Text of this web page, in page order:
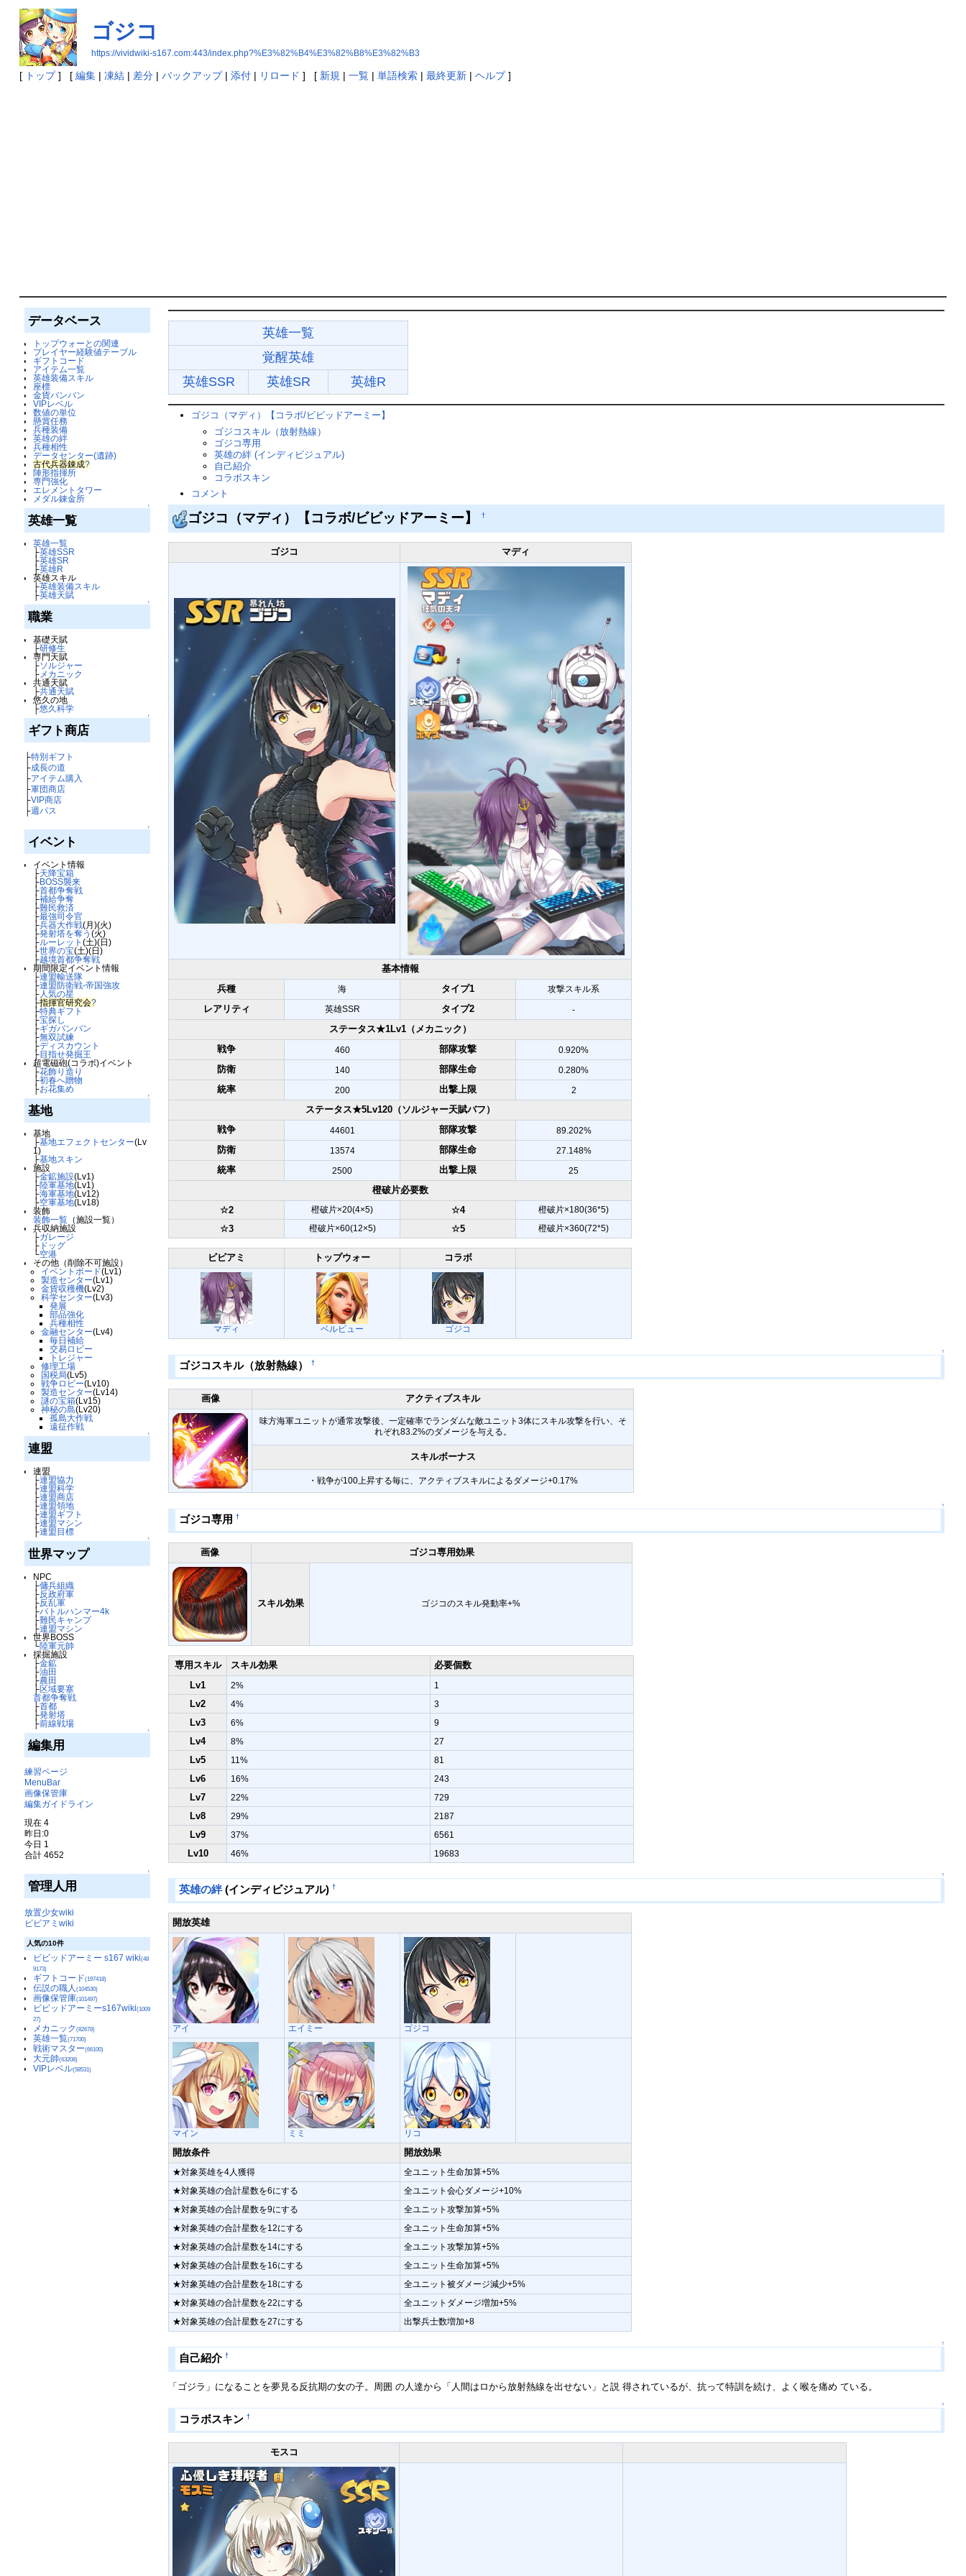
ゴジコ
https://vividwiki-s167.com:443/index.php?%E3%82%B4%E3%82%B8%E3%82%B3
[ トップ] [ 編集| 凍結| 差分| バックアップ| 添付| リロード ] [ 新規 | 一覧| 単語検索| 最終更新| ヘルプ]
データベース
トップウォーとの関連
プレイヤー経験値テーブル
ギフトコード
アイテム一覧
英雄装備スキル
座標
金貨バンバン
VIPレベル
数値の単位
懸賞任務
兵種装備
英雄の絆
兵種相性
データセンター(遺跡)
古代兵器錬成?
陣形指揮所
専門強化
エレメントタワー
メダル錬金所
↑
英雄一覧
英雄一覧
├英雄SSR
├英雄SR
├英雄R
英雄スキル
├英雄装備スキル
├英雄天賦
↑
職業
基礎天賦
├研修生
専門天賦
├ソルジャー
├メカニック
共通天賦
├共通天賦
悠久の地
├悠久科学
↑
ギフト商店
├特別ギフト
├成長の道
├アイテム購入
├軍団商店
├VIP商店
├週パス
↑
イベント
イベント情報
├天降宝箱
├BOSS襲来
├首都争奪戦
├補給争奪
├難民救済
├最強司令官
├兵器大作戦(月)(火)
├発射塔を奪う (火)
├ルーレット (土)(日)
├世界の宝(土)(日)
├越境首都争奪戦
期間限定イベント情報
├連盟輸送隊
├連盟防衛戦-帝国強攻
├人気の星
├指揮官研究会?
├特典ギフト
├宝探し
├ギガバンバン
├無双試練
├ディスカウント
├目指せ発掘王
超電磁砲(コラボ)イベント
├花飾り造り
├初春へ贈物
├お花集め
↑
基地
基地
├基地エフェクトセンター(Lv
1)
├基地スキン
施設
├金鉱施設(Lv1)
├陸軍基地(Lv1)
├海軍基地(Lv12)
├空軍基地(Lv18)
装飾
装飾一覧（施設一覧）
兵収納施設
├ガレージ
├ドッグ
└空港
その他（削除不可施設）
イベントボード(Lv1)
製造センター(Lv1)
金貨収穫機(Lv2)
科学センター(Lv3)
発展
部品強化
兵種相性
金融センター(Lv4)
毎日補給
交易ロビー
トレジャー
修理工場
国税局(Lv5)
戦争ロビー(Lv10)
製造センター(Lv14)
謎の宝箱(Lv15)
神秘の島(Lv20)
孤島大作戦
遠征作戦
↑
連盟
連盟
├連盟協力
├連盟科学
├連盟商店
├連盟領地
├連盟ギフト
├連盟マシン
├連盟目標
↑
世界マップ
NPC
├傭兵組織
├反政府軍
├反乱軍
├バトルハンマー4k
├難民キャンプ
├連盟マシン
世界BOSS
└陸軍元帥
採掘施設
├金鉱
├油田
├農田
├区域要塞
首都争奪戦
├首都
├発射塔
├前線戦場
↑
編集用
練習ページ
MenuBar
画像保管庫
編集ガイドライン
現在 4
昨日:0
今日 1
合計 4652
↑
管理人用
放置少女wiki
ビビアミwiki
人気の10件
ビビッドアーミー s167 wiki(48
9173)
ギフトコード(197418)
伝説の職人 (104530)
画像保管庫(101497)
ビビッドアーミーs167wiki(1009
27)
メカニック (82678)
英雄一覧(71700)
戦術マスター(66100)
大元帥(63208)
VIPレベル(58531)
英雄一覧
覚醒英雄
英雄SSR
英雄SR 英雄R
ゴジコ（マディ）【コラボ/ビビッドアーミー】
ゴジコスキル（放射熱線）
ゴジコ専用
英雄の絆 (インディビジュアル)
自己紹介
コラボスキン
コメント
ゴジコ（マディ）【コラボ/ビビッドアーミー】†
ゴジコ マディ
基本情報
兵種
海 タイプ1 攻撃スキル系
レアリティ 英雄SSR タイプ2 -
ステータス★1Lv1（メカニック）
戦争
460 部隊攻撃 0.920%
防衛 140 部隊生命 0.280%
統率 200 出撃上限 2
ステータス★5Lv120（ソルジャー天賦バフ）
戦争
44601 部隊攻撃 89.202%
防衛 13574 部隊生命 27.148%
統率 2500 出撃上限 25
橙破片必要数
☆2
橙破片×20(4×5) ☆4 橙破片×180(36*5)
☆3 橙破片×60(12×5) ☆5 橙破片×360(72*5)
ビビアミ トップウォー コラボ
マディ ベルビュー ゴジコ
↑
ゴジコスキル（放射熱線） †
画像 アクティブスキル
味方海軍ユニットが通常攻撃後、一定確率でランダムな敵ユニット3体にスキル攻撃を行い、そ
れぞれ83.2%のダメージを与える。
スキルボーナス
・戦争が100上昇する毎に、アクティブスキルによるダメージ+0.17%
↑
ゴジコ専用 †
画像 ゴジコ専用効果
スキル効果 ゴジコのスキル発動率+%
専用スキル スキル効果
必要個数
Lv1
2% 1
Lv2 4% 3
Lv3 6% 9
Lv4 8% 27
Lv5 11% 81
Lv6 16% 243
Lv7 22% 729
Lv8 29% 2187
Lv9 37% 6561
Lv10 46% 19683
↑
英雄の絆(インディビジュアル) †
開放英雄
アイ エイミー ゴジコ
マイン ミミ リコ
開放条件 開放効果
★対象英雄を4人獲得
全ユニット生命加算+5%
★対象英雄の合計星数を6にする
全ユニット会心ダメージ+10%
★対象英雄の合計星数を9にする
全ユニット攻撃加算+5%
★対象英雄の合計星数を12にする
全ユニット生命加算+5%
★対象英雄の合計星数を14にする
全ユニット攻撃加算+5%
★対象英雄の合計星数を16にする
全ユニット生命加算+5%
★対象英雄の合計星数を18にする
全ユニット被ダメージ減少+5%
★対象英雄の合計星数を22にする
全ユニットダメージ増加+5%
★対象英雄の合計星数を27にする
出撃兵士数増加+8
↑
自己紹介 †
「ゴジラ」になることを夢見る反抗期の女の子。周囲 の人達から「人間はロから放射熱線を出せない」と説 得されているが、抗って特訓を続け、よく喉を痛め ている。
↑
コラボスキン †
モスコ